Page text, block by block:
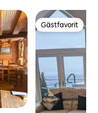
Gästfavorit
Gästfavorit